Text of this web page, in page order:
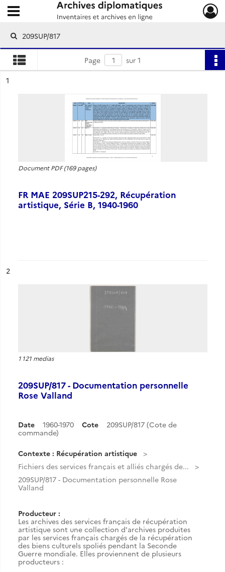
Archives diplomatiques
Ouvrir le menu déroulant
Page
sur 1
n°
1
Document PDF (169 pages)
FR MAE 209SUP215-292, Récupération
artistique, Série B, 1940-1960
n°
2
1 121 medias
209SUP/817 - Documentation personnelle
Rose Valland
Date 1960-1970 Cote
209SUP/817 (Cote de
commande)
Contexte : Récupération artistique
Fichiers des services français et alliés chargés de...
209SUP/817 - Documentation personnelle Rose
Valland
Producteur :
Les archives des services français de récupération
artistique sont une collection d'archives produites
par les services français chargés de la récupération
des biens culturels spoliés pendant la Seconde
Guerre mondiale. Elles proviennent de plusieurs
producteurs :